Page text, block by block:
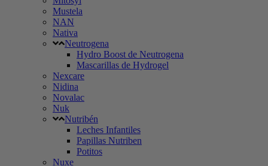
Mustela
NAN
Nativa
Neutrogena
Hydro Boost de Neutrogena
Mascarillas de Hydrogel
Nexcare
Nidina
Novalac
Nuk
Nutribén
Leches Infantiles
Papillas Nutriben
Potitos
Nuxe